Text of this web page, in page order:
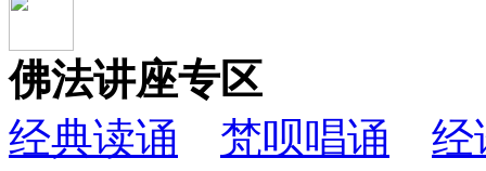
佛法讲座专区
经典读诵
梵呗唱诵
经